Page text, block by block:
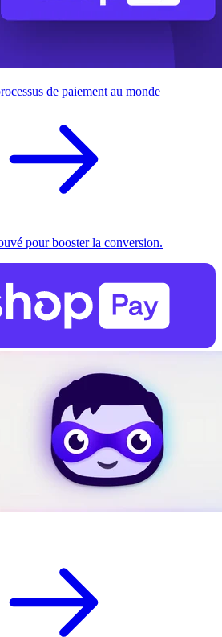
de paiement au monde
pour booster la conversion.